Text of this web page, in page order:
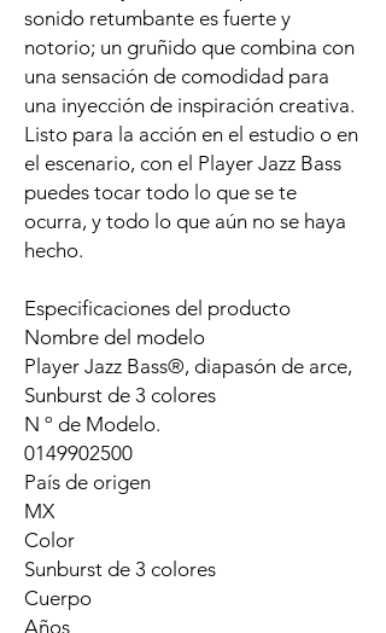
sonido retumbante es fuerte y
notorio; un gruñido que combina con
una sensación de comodidad para
una inyección de inspiración creativa.
Listo para la acción en el estudio o en
el escenario, con el Player Jazz Bass
puedes tocar todo lo que se te
ocurra, y todo lo que aún no se haya
hecho.
Especificaciones del producto
Nombre del modelo
Player Jazz Bass®, diapasón de arce,
Sunburst de 3 colores
N º de Modelo.
0149902500
País de origen
MX
Color
Sunburst de 3 colores
Cuerpo
Años